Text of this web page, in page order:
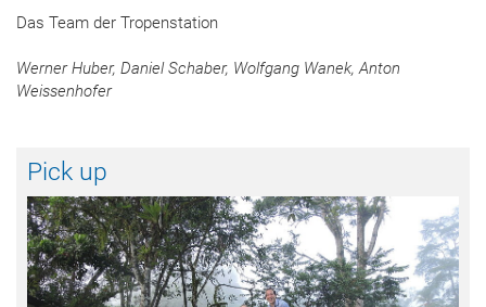
Das Team der Tropenstation
Werner Huber, Daniel Schaber, Wolfgang Wanek, Anton
Weissenhofer
Pick up